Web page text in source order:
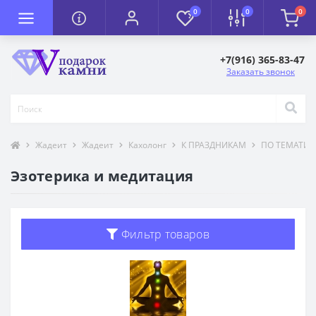
0 0 0
+7(916) 365-83-47
Заказать звонок
Жадеит Жадеит Кахолонг К ПРАЗДНИКАМ ПО
Эзотерика и медитация
Фильтр товаров